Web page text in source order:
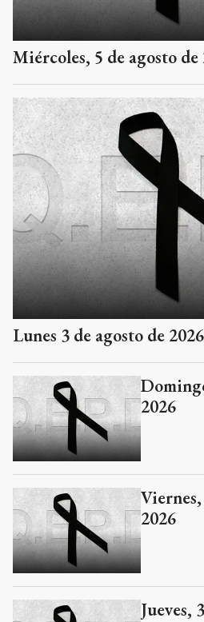
Miércoles, 5 de agosto de
Lunes 3 de agosto de 2026
2026
2026
Jueves,